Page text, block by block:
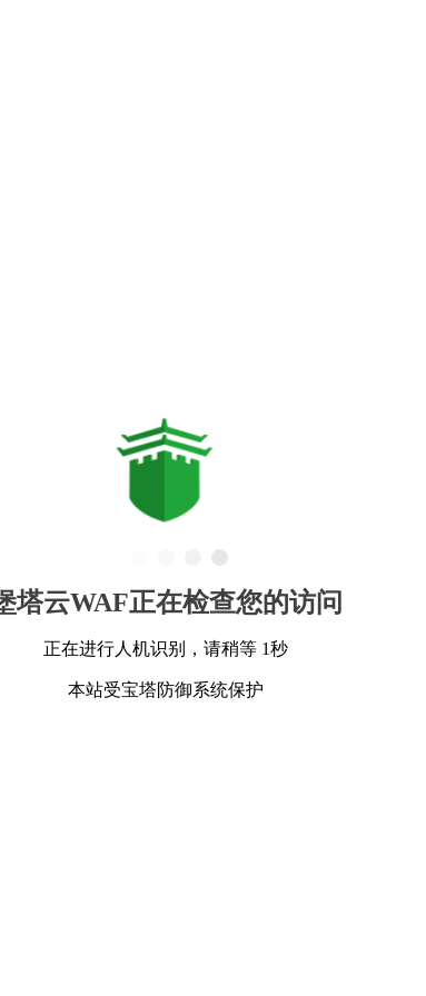
塔云WAF正在检查您的访问
正在进行人机识别，请稍等 1秒
本站受宝塔防御系统保护